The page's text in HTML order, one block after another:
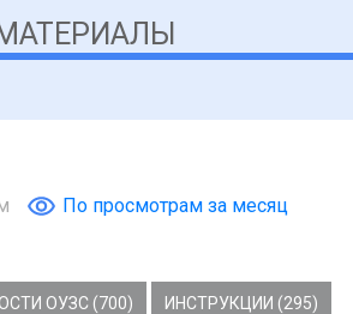
По просмотрам за месяц
ОУЗС (700) ИНСТРУКЦИИ (295)